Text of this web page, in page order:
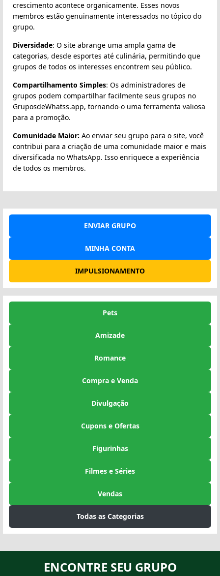
crescimento acontece organicamente. Esses novos
membros estão genuinamente interessados no tópico do
grupo.
Diversidade: O site abrange uma ampla gama de
categorias, desde esportes até culinária, permitindo que
grupos de todos os interesses encontrem seu público.
Compartilhamento Simples: Os administradores de
grupos podem compartilhar facilmente seus grupos no
GruposdeWhatss.app, tornando-o uma ferramenta valiosa
para a promoção.
Comunidade Maior: Ao enviar seu grupo para o site, você
contribui para a criação de uma comunidade maior e mais
diversificada no WhatsApp. Isso enriquece a experiência
de todos os membros.
ENVIAR GRUPO
MINHA CONTA
IMPULSIONAMENTO
Pets
Amizade
Romance
Compra e Venda
Divulgação
Cupons e Ofertas
Figurinhas
Filmes e Séries
Vendas
Todas as Categorias
ENCONTRE SEU GRUPO